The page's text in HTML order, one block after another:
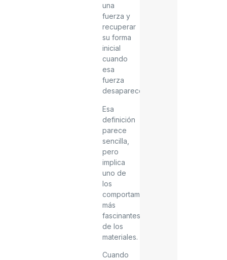
una
fuerza y
recuperar
su forma
inicial
cuando
esa
fuerza
desaparece.
Esa
definición
parece
sencilla,
pero
implica
uno de
los
comportamientos
más
fascinantes
de los
materiales.
Cuando